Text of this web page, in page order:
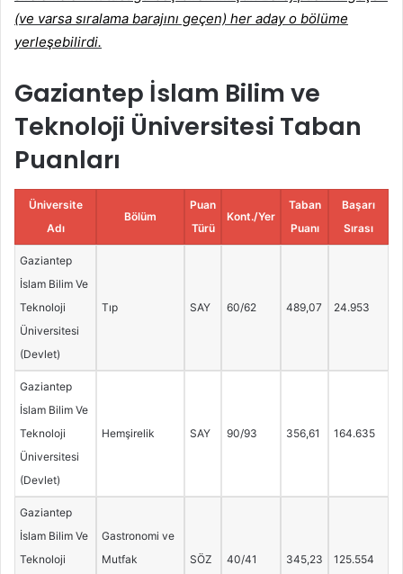
(ve varsa sıralama barajını geçen) her aday o bölüme
yerleşebilirdi.
Gaziantep İslam Bilim ve
Teknoloji Üniversitesi Taban
Puanları
Üniversite
Adı
Bölüm
Puan
Türü
Kont./Yer
Taban
Puanı
Başarı
Sırası
Gaziantep
İslam Bilim Ve
Teknoloji
Üniversitesi
(Devlet)
Tıp SAY 60/62 489,07 24.953
Gaziantep
İslam Bilim Ve
Teknoloji
Üniversitesi
(Devlet)
Hemşirelik SAY 90/93 356,61 164.635
Gaziantep
İslam Bilim Ve
Teknoloji
Gastronomi ve
Mutfak
SÖZ 40/41 345,23 125.554